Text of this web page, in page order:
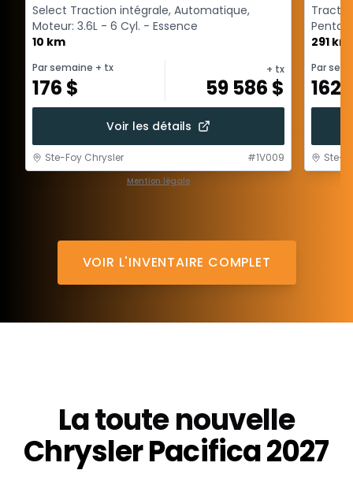
Select Traction intégrale, Automatique,
Moteur: 3.6L - 6 Cyl. - Essence
10 km
Par semaine + tx
176 $
+ tx
59 586 $
Voir les détails
Ste-Foy Chrysler #1V009
Mention légale
6 Cyl. -
291 km
Par
162
Ste-
VOIR L'INVENTAIRE COMPLET
La toute nouvelle
Chrysler Pacifica 2027